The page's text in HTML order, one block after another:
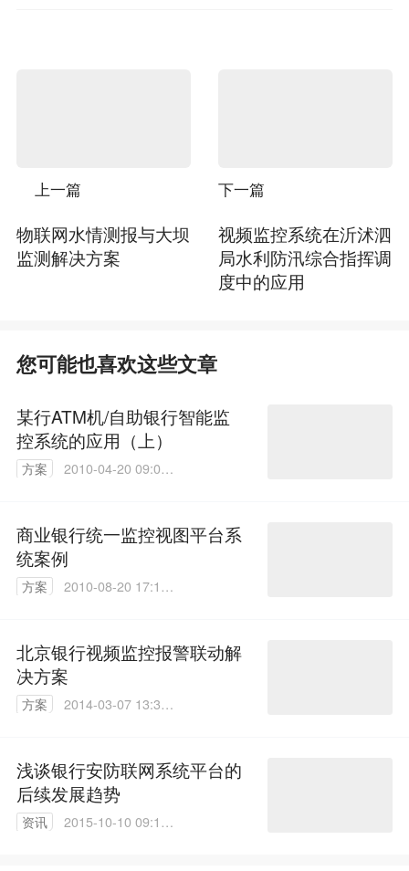
上一篇
物联网水情测报与大坝
监测解决方案
下一篇
视频监控系统在沂沭泗
局水利防汛综合指挥调
度中的应用
您可能也喜欢这些文章
某行ATM机/自助银行智能监
控系统的应用（上）
方案
2010-04-20 09:09:
商业银行统一监控视图平台系
统案例
方案
2010-08-20 17:10:
北京银行视频监控报警联动解
决方案
方案
2014-03-07 13:30:
浅谈银行安防联网系统平台的
后续发展趋势
资讯
2015-10-10 09:18: